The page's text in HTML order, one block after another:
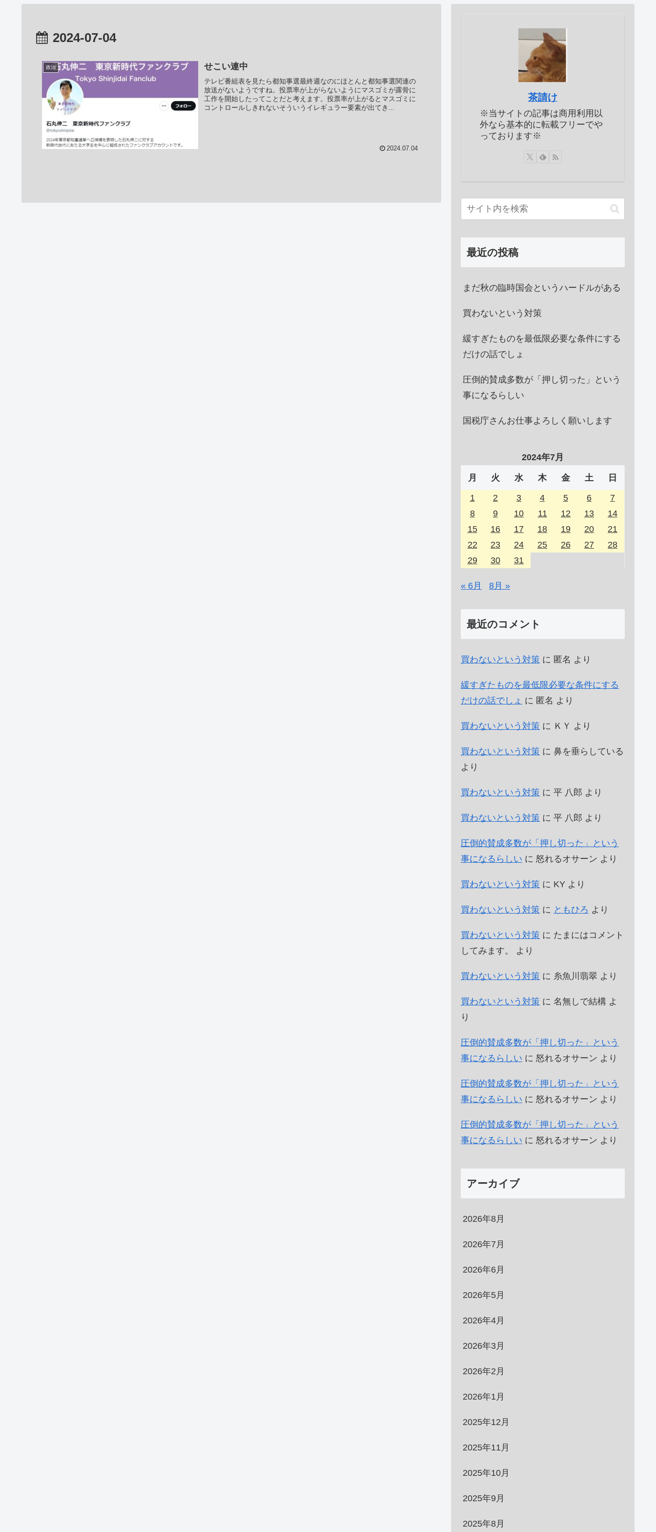
2024-07-04
政治 せこい連中
テレビ番組表を見たら都知事選最終週なのにほとんと都知事選関連の
放送がないようですね。投票率が上がらないようにマスゴミが露骨に
工作を開始したってことだと考えます。投票率が上がるとマスゴミに
コントロールしきれないそういうイレギュラー要素が出てき...
2024.07.04
茶請け
※当サイトの記事は商用利用以
外なら基本的に転載フリーでや
っております※
最近の投稿
まだ秋の臨時国会というハードルがある
買わないという対策
緩すぎたものを最低限必要な条件にする
だけの話でしょ
圧倒的賛成多数が「押し切った」という
事になるらしい
国税庁さんお仕事よろしく願いします
2024年7月
月 火 水 木 金 土 日
1 2 3 4 5 6
7
8
9 10 11 12 13
14
15
16 17 18 19 20
21
22
23 24 25 26 27
28
29
30 31
« 6月 8月 »
最近のコメント
買わないという対策 に 匿名 より
緩すぎたものを最低限必要な条件にする
だけの話でしょ に 匿名 より
買わないという対策 に ＫＹ より
買わないという対策 に 鼻を垂らしている
より
買わないという対策 に 平 八郎 より
買わないという対策 に 平 八郎 より
圧倒的賛成多数が「押し切った」という
事になるらしい に 怒れるオサーン より
買わないという対策 に KY より
買わないという対策 に ともひろ より
買わないという対策 に たまにはコメント
してみます。
より
買わないという対策 に 糸魚川翡翠 より
買わないという対策 に 名無しで結構 よ
り
圧倒的賛成多数が「押し切った」という
事になるらしい に 怒れるオサーン より
圧倒的賛成多数が「押し切った」という
事になるらしい に 怒れるオサーン より
圧倒的賛成多数が「押し切った」という
事になるらしい に 怒れるオサーン より
アーカイブ
2026年8月
2026年7月
2026年6月
2026年5月
2026年4月
2026年3月
2026年2月
2026年1月
2025年12月
2025年11月
2025年10月
2025年9月
2025年8月